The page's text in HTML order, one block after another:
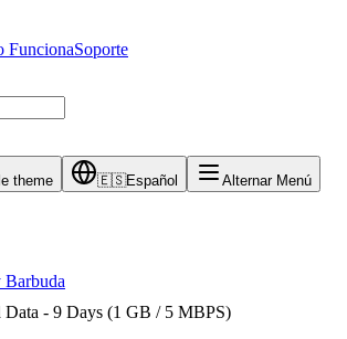
FuncionaSoporte
theme 🇪🇸Español Alternar Menú
- 9 Days (1 GB / 5 MBPS)